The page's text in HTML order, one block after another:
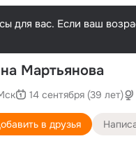
для вас. Если ваш
Мартьянова
14 сентября (39 лет)
в друзья